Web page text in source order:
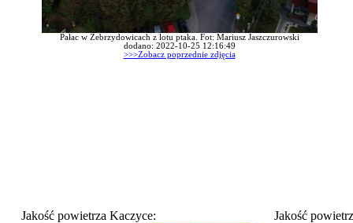
Pałac w Zebrzydowicach z lotu ptaka. Fot: Mariusz Jaszczurowski
dodano: 2022-10-25 12:16:49
>>>Zobacz poprzednie zdjęcia
Jakość powietrza Kaczyce: Jakość